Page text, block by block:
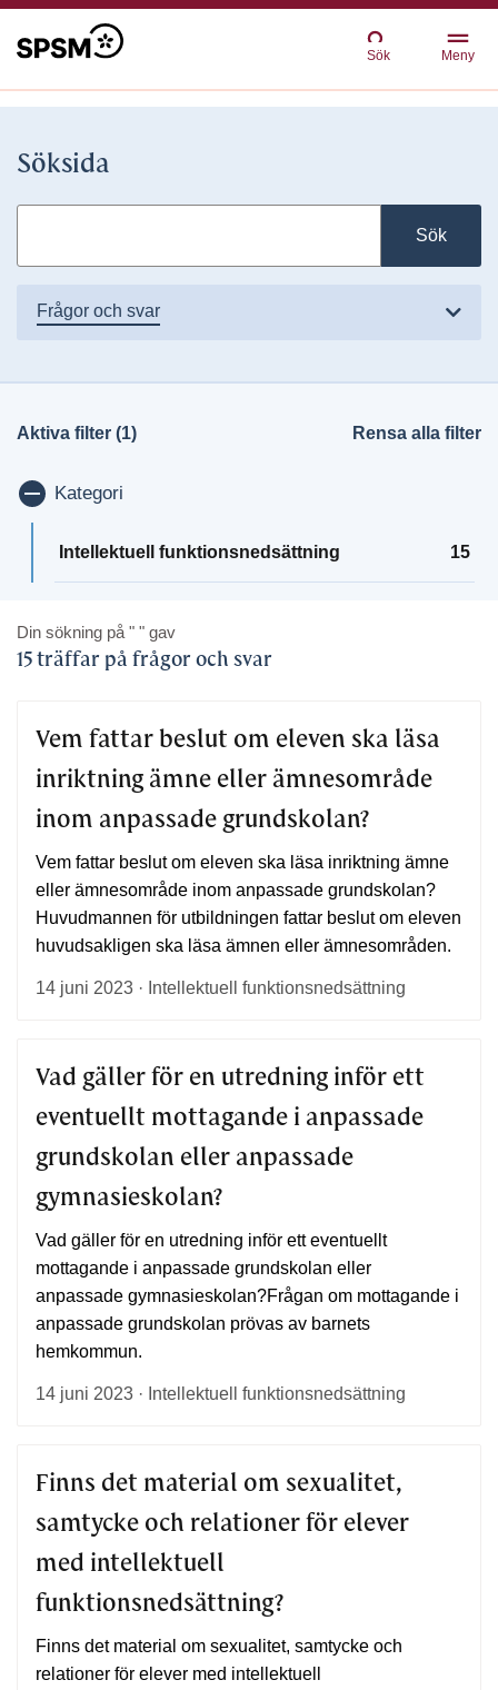
Sök Meny
Söksida
Sök
frågor och svar
Aktiva filter (1) Rensa alla filter
Visa/döljKategori
Intellektuell funktionsnedsättning 15
Din sökning på " " gav
15 träffar på frågor och svar
Vem fattar beslut om eleven ska läsa
inriktning ämne eller ämnesområde
inom anpassade grundskolan?
Vem fattar beslut om eleven ska läsa inriktning ämne
eller ämnesområde inom anpassade grundskolan?
Huvudmannen för utbildningen fattar beslut om eleven
huvudsakligen ska läsa ämnen eller ämnesområden.
14 juni 2023 · Intellektuell funktionsnedsättning
Vad gäller för en utredning inför ett
eventuellt mottagande i anpassade
grundskolan eller anpassade
gymnasieskolan?
Vad gäller för en utredning inför ett eventuellt
mottagande i anpassade grundskolan eller
anpassade gymnasieskolan?Frågan om mottagande i
anpassade grundskolan prövas av barnets
hemkommun.
14 juni 2023 · Intellektuell funktionsnedsättning
Finns det material om sexualitet,
samtycke och relationer för elever
med intellektuell
funktionsnedsättning?
Finns det material om sexualitet, samtycke och
relationer för elever med intellektuell